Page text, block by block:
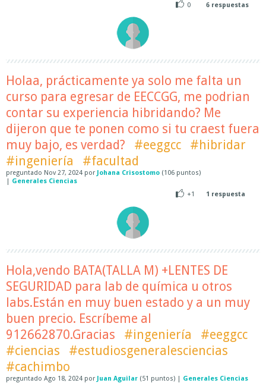
0
6 respuestas
Holaa, prácticamente ya solo me falta un
curso para egresar de EECCGG, me podrian
contar su experiencia hibridando? Me
dijeron que te ponen como si tu craest fuera
muy bajo, es verdad?
#eeggcc
#hibridar
#ingeniería
#facultad
preguntado Nov 27, 2024 por Johana Crisostomo (106 puntos)
| Generales Ciencias
+1
1 respuesta
Hola,vendo BATA(TALLA M) +LENTES DE
SEGURIDAD para lab de química u otros
labs.Están en muy buen estado y a un muy
buen precio. Escríbeme al
912662870.Gracias
#ingeniería
#eeggcc
#ciencias
#estudiosgeneralesciencias
#cachimbo
preguntado Ago 18, 2024 por Juan Aguilar (51 puntos) | Generales Ciencias